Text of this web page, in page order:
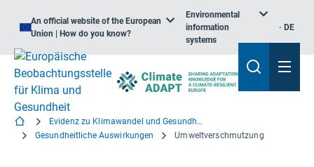
An official website of the European
Union | How do you know?
Environmental
information
systems
DE
Evidenz zu Klimawandel und Gesundheit
Gesundheitliche Auswirkungen
Umweltverschmutzung